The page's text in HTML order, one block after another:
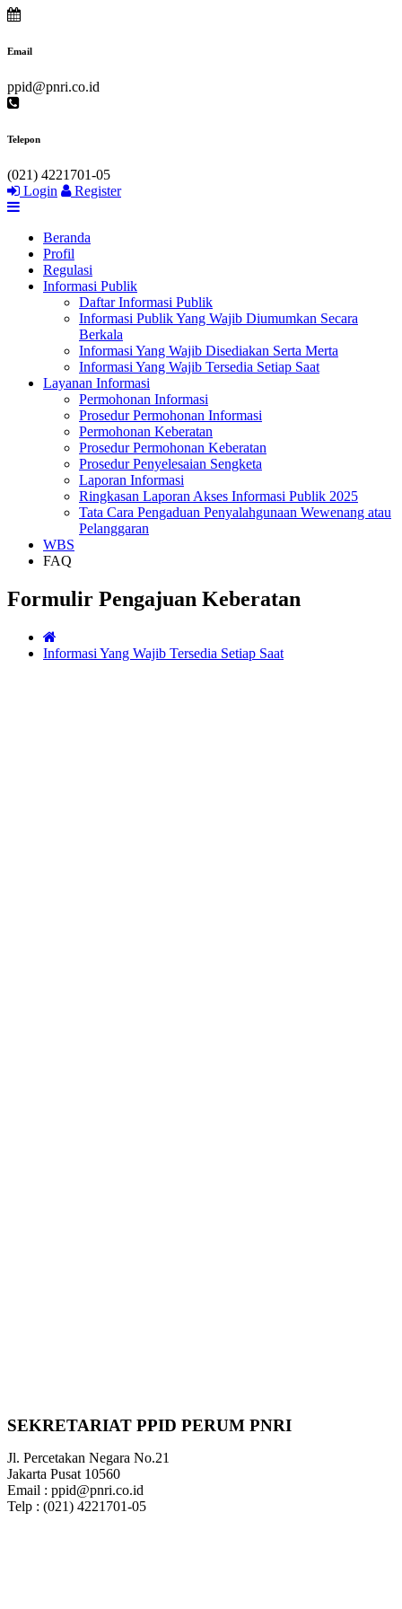
Email
ppid@pnri.co.id
Telepon
(021) 4221701-05
Login
Register
Beranda
Profil
Regulasi
Informasi Publik
Daftar Informasi Publik
Informasi Publik Yang Wajib Diumumkan Secara
Berkala
Informasi Yang Wajib Disediakan Serta Merta
Informasi Yang Wajib Tersedia Setiap Saat
Layanan Informasi
Permohonan Informasi
Prosedur Permohonan Informasi
Permohonan Keberatan
Prosedur Permohonan Keberatan
Prosedur Penyelesaian Sengketa
Laporan Informasi
Ringkasan Laporan Akses Informasi Publik 2025
Tata Cara Pengaduan Penyalahgunaan Wewenang atau
Pelanggaran
WBS
FAQ
Formulir Pengajuan Keberatan
Informasi Yang Wajib Tersedia Setiap Saat
SEKRETARIAT PPID PERUM PNRI
Jl. Percetakan Negara No.21
Jakarta Pusat 10560
Email : ppid@pnri.co.id
Telp : (021) 4221701-05